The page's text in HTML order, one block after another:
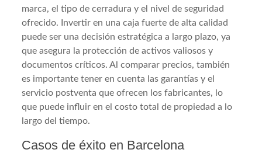
marca, el tipo de cerradura y el nivel de seguridad
ofrecido. Invertir en una caja fuerte de alta calidad
puede ser una decisión estratégica a largo plazo, ya
que asegura la protección de activos valiosos y
documentos críticos. Al comparar precios, también
es importante tener en cuenta las garantías y el
servicio postventa que ofrecen los fabricantes, lo
que puede influir en el costo total de propiedad a lo
largo del tiempo.
Casos de éxito en Barcelona